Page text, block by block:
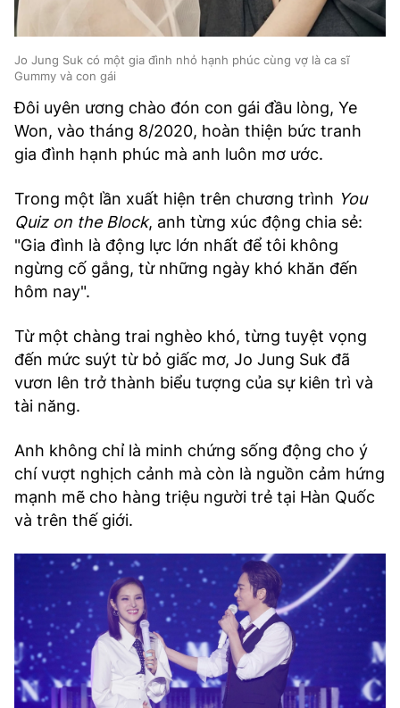
Jo Jung Suk có một gia đình nhỏ hạnh phúc cùng vợ là ca sĩ
Gummy và con gái
Đôi uyên ương chào đón con gái đầu lòng, Ye
Won, vào tháng 8/2020, hoàn thiện bức tranh
gia đình hạnh phúc mà anh luôn mơ ước.
Trong một lần xuất hiện trên chương trình You
Quiz on the Block, anh từng xúc động chia sẻ:
"Gia đình là động lực lớn nhất để tôi không
ngừng cố gắng, từ những ngày khó khăn đến
hôm nay".
Từ một chàng trai nghèo khó, từng tuyệt vọng
đến mức suýt từ bỏ giấc mơ, Jo Jung Suk đã
vươn lên trở thành biểu tượng của sự kiên trì và
tài năng.
Anh không chỉ là minh chứng sống động cho ý
chí vượt nghịch cảnh mà còn là nguồn cảm hứng
mạnh mẽ cho hàng triệu người trẻ tại Hàn Quốc
và trên thế giới.